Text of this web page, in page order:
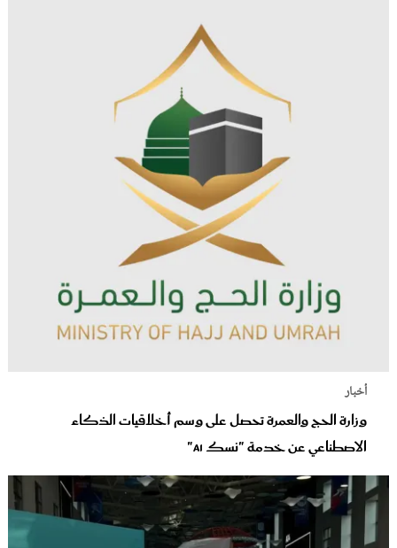
أخبار
وزارة الحج والعمرة تحصل على وسم أخلاقيات الذكاء
الاصطناعي عن خدمة "نسك AI"